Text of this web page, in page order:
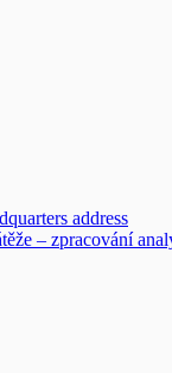
address
– zpracování